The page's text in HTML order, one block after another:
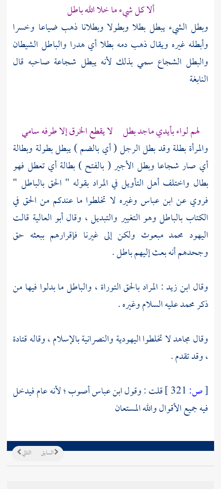
ألا كل شيء ما خلا الله باطل
وبطل الشيء يبطل بطلا وبطولا وبطلانا ذهب ضياعا وخسرا
وأبطله غيره ويقال ذهب دمه بطلا أي هدرا والباطل الشيطان
والبطل الشجاع سمي بذلك لأنه يبطل شجاعة صاحبه قال
النابغة
لهم لواء بأيدي ماجد بطل لا يقطع الخرق إلا طرفه سامي
والمرأة بطلة وقد بطل الرجل ( أي بالضم ) يبطل بطولة وبطالة
أي صار شجاعا وبطل الأجير ( بالفتح ) بطالة أي تعطل فهو
بطال واختلف أهل التأويل في المراد بقوله " الحق بالباطل "
فروي عن ابن عباس وغيره لا تخلطوا ما عندكم من الحق في
الكتاب بالباطل وهو التغيير والتبديل ، وقالأبو العالية قالت
اليهود محمدمبعوث ولكن إلى غيرنا فإقرارهم ببعثه حق
وجحدهم أنه بعث إليهم باطل .
وقال ابن زيد: المراد بالحق التوراة ، والباطل ما بدلوا فيها من
ذكرمحمدعليه السلام وغيره .
وقالمجاهدلا تخلطوا اليهودية والنصرانية بالإسلام ، وقالهقتادة
، وقد تقدم .
[ص: قلت : وقولابن عباسأصوب ؛ لأنه عام فيدخل
فيه جميع الأقوال والله المستعان
التالي السابق